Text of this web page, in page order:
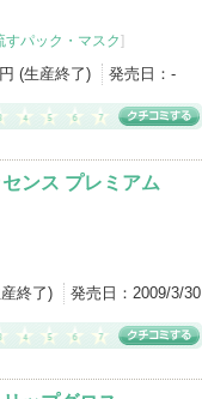
すパック・マスク]
(生産終了) 発売日： -
ンス プレミアム
終了) 発売日： 2009/3/30